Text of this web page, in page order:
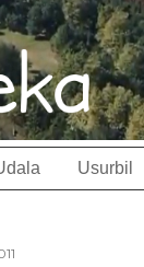
Usurbil